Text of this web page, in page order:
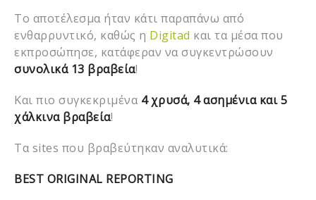
Το αποτέλεσμα ήταν κάτι παραπάνω από
ενθαρρυντικό, καθώς η Digitad και τα μέσα που
εκπροσώπησε, κατάφεραν να συγκεντρώσουν
συνολικά 13 βραβεία!
Και πιο συγκεκριμένα 4 χρυσά, 4 ασημένια και 5
χάλκινα βραβεία!
Τα sites που βραβεύτηκαν αναλυτικά:
BEST ORIGINAL REPORTING